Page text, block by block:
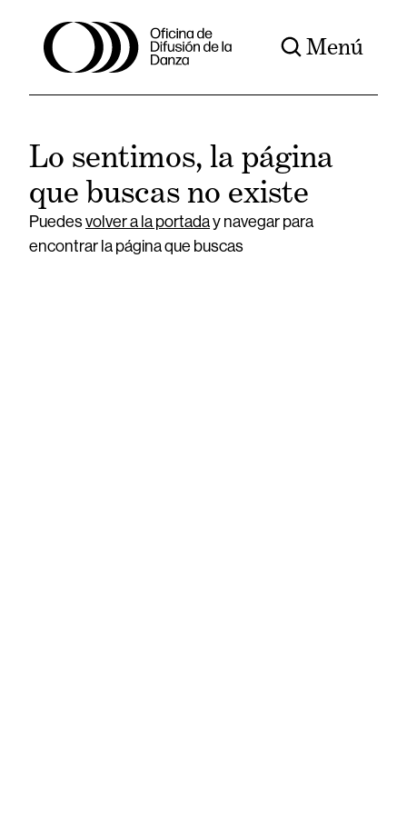
Menú
Lo sentimos, la página
que buscas no existe
Puedesvolver a la portaday navegar para
encontrar la página que buscas